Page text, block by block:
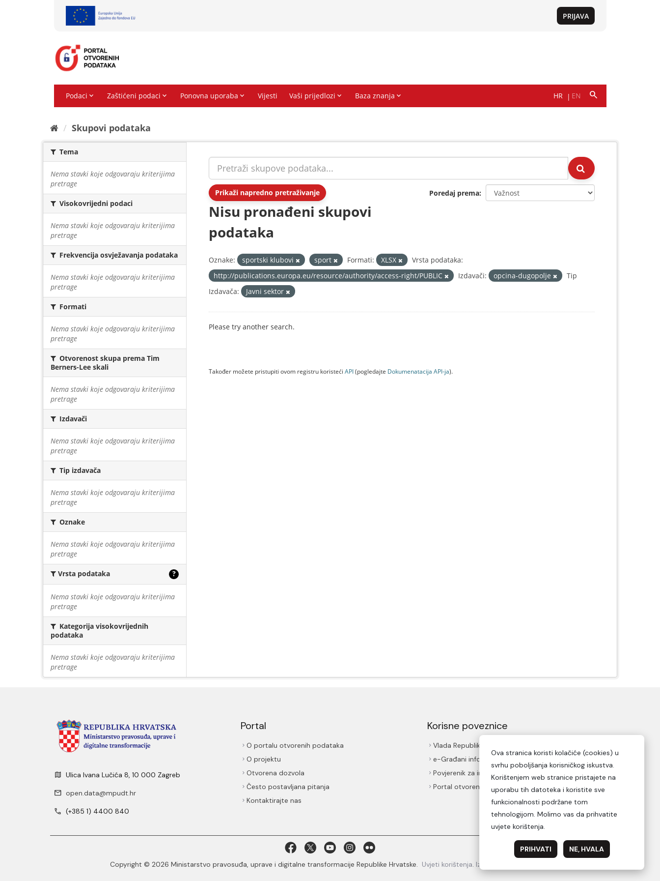
Skupovi podаtаkа
Tema
Nema stavki koje odgovaraju kriterijima
pretrage
Visokovrijedni podaci
Nema stavki koje odgovaraju kriterijima
pretrage
Frekvencija osvježavanja podataka
Nema stavki koje odgovaraju kriterijima
pretrage
Formati
Nema stavki koje odgovaraju kriterijima
pretrage
Otvorenost skupa prema Tim
Berners-Lee skali
Nema stavki koje odgovaraju kriterijima
pretrage
Izdavači
Nema stavki koje odgovaraju kriterijima
pretrage
Tip izdavača
Nema stavki koje odgovaraju kriterijima
pretrage
Oznake
Nema stavki koje odgovaraju kriterijima
pretrage
Vrsta podataka ?
Nema stavki koje odgovaraju kriterijima
pretrage
Kategorija visokovrijednih
podataka
Nema stavki koje odgovaraju kriterijima
pretrage
Prikaži napredno pretraživanje Poredaj prema
Nisu pronađeni skupovi
podataka
Oznake: sportski klubovi sport Formati: XLSX
Vrsta podataka:
http://publications.europa.eu/resource/authority/access-right/PUBLIC
Izdavači: opcina-dugopolje
Tip
Izdavača:
Javni sektor
Please try another search.
Također možete pristupiti ovom registru koristeći API(pogledajte Dokumenаtаcijа API-jа).